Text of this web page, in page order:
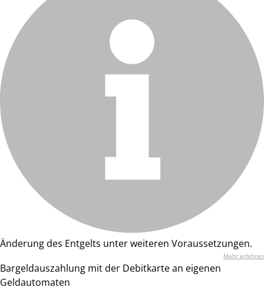
Änderung des Entgelts unter weiteren Voraussetzungen.
Mehr erfahren
Bargeldauszahlung mit der Debitkarte an eigenen
Geldautomaten